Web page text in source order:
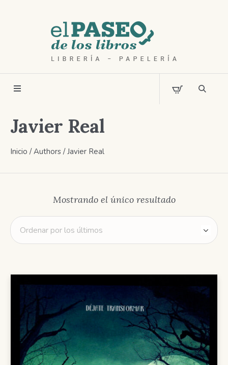
Javier Real
Inicio / Authors / Javier Real
Mostrando el único resultado